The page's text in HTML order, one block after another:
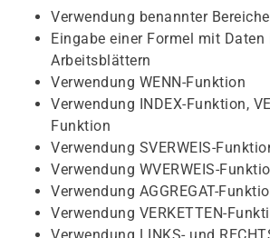
Verwendung benannter
Eingabe einer Formel mit Daten
Arbeitsblättern
Verwendung WENN-Funktion
Verwendung INDEX-Funktion,
Funktion
Verwendung SVERWEIS-
Verwendung WVERWEIS-
Verwendung AGGREGAT-
Verwendung VERKETTEN-